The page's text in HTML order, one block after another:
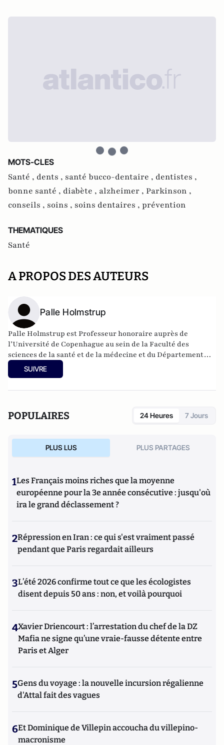
MOTS-CLES
Santé , dents , santé bucco-dentaire , dentistes ,
bonne santé , diabète , alzheimer , Parkinson ,
conseils , soins , soins dentaires , prévention
THEMATIQUES
Santé
A PROPOS DES AUTEURS
Palle Holmstrup
Palle Holmstrup est Professeur honoraire auprès de
l’Université de Copenhague au sein de la Faculté des
sciences de la santé et de la médecine et du Département
d'odontologie (section de biologie buccale et
d'immunopathologie). Son domaine de recherche est la
SUIVRE
POPULAIRES 24 Heures 7 Jours
PLUS LUS PLUS PARTAGES
1Les Français moins riches que la moyenne
européenne pour la 3e année consécutive : jusqu'où
ira le grand déclassement ?
2Répression en Iran : ce qui s'est vraiment passé
pendant que Paris regardait ailleurs
3L’été 2026 confirme tout ce que les écologistes
disent depuis 50 ans : non, et voilà pourquoi
4Xavier Driencourt : l’arrestation du chef de la DZ
Mafia ne signe qu’une vraie-fausse détente entre
Paris et Alger
5Gens du voyage : la nouvelle incursion régalienne
d'Attal fait des vagues
6Et Dominique de Villepin accoucha du villepino-
macronisme